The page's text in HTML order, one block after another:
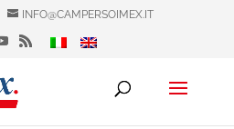
INFO@CAMPERSOIMEX.IT